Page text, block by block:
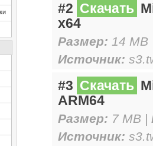
#2 Скачать
x64
Размер: 14
Источник:
#3 Скачать
ARM64
Размер: 7 MB |
Источник: